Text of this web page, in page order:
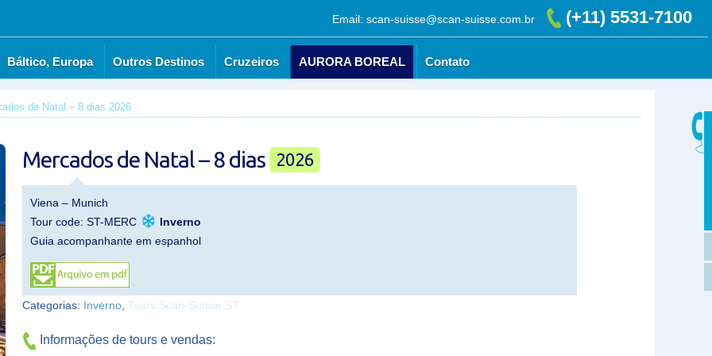
Nórdicos Báltico, Europa
Email: scan-suisse@scan-suisse.com.br (+11) 5531-7100
Báltico, Europa Outros Destinos Cruzeiros AURORA BOREAL Contato
de Natal – 8 dias 2026
Mercados de Natal – 8 dias 2026
Viena – Munich
Tour code: ST-MERC
Inverno
Guia acompanhante em espanhol
Categorias: Inverno Tours Scan-Suisse ST
Informações de tours e vendas: